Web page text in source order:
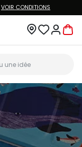
VOIR CONDITIONS